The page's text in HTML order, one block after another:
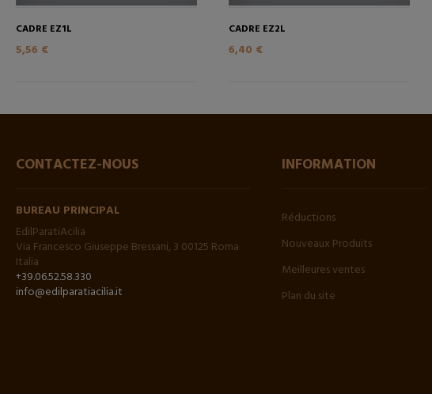
CADRE EZ1L
5,56 €
CADRE EZ2L
6,40 €
CONTACTEZ-NOUS
BUREAU PRINCIPAL
EdilParatiAcilia
Via Francesco Giuseppe Bressani, 3 00125 Roma
Italia
+39.06.52.58.330
info@edilparatiacilia.it
INFORMATION
Réductions
Nouveaux Produits
Meilleures ventes
Plan du site